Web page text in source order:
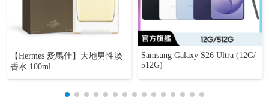
【Hermes 愛馬仕】大地男性淡
香水 100ml
Samsung Galaxy S26 Ultra (12G/
512G)